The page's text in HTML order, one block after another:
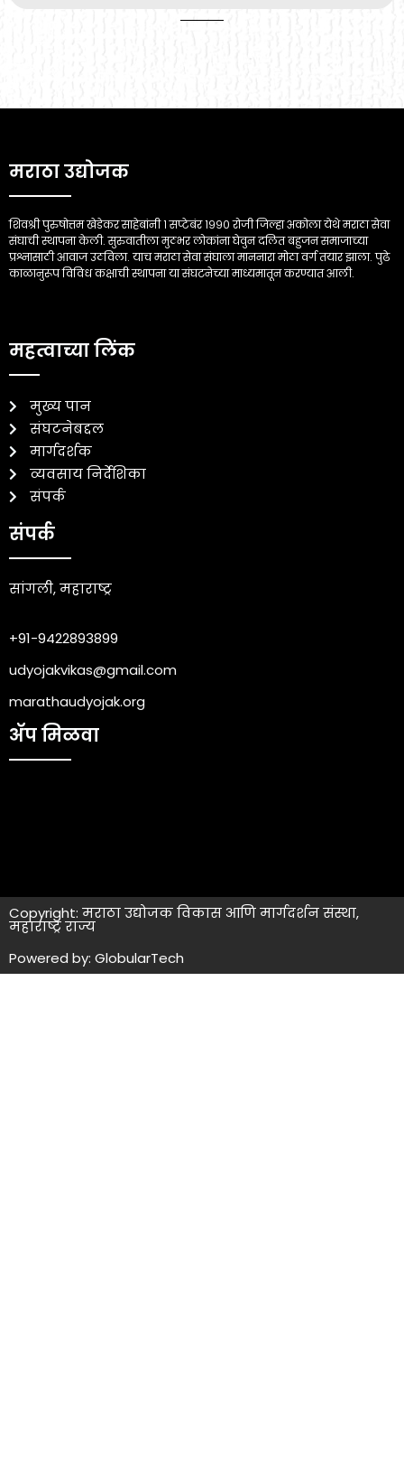
मराठा उद्योजक
शिवश्री पुरुषोत्तम खेडेकर साहेबांनी १ सप्टेबंर १९९० रोजी जिल्हा अकोला येथे मराठा सेवा
संघाची स्थापना केली. सुरुवातीला मुठभर लोकांना घेवुन दलित बहुजन समाजाच्या
प्रश्नासाठी आवाज उठविला. याच मराठा सेवा संघाला माननारा मोठा वर्ग तयार झाला. पुढे
काळानुरूप विविध कक्षाची स्थापना या संघटनेच्या माध्यमातून करण्यात आली.
महत्वाच्या लिंक
मुख्य पान
संघटनेबद्दल
मार्गदर्शक
व्यवसाय निर्देशिका
संपर्क
संपर्क
सांगली, महाराष्ट्र
+91-9422893899
udyojakvikas@gmail.com
marathaudyojak.org
ॲप मिळवा
Copyright: मराठा उद्योजक विकास आणि मार्गदर्शन संस्था,
महाराष्ट्र राज्य
Powered by: GlobularTech